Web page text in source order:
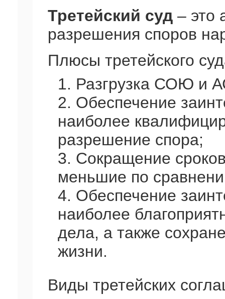
Третейский суд – это
разрешения споров
Плюсы третейского
1. Разгрузка СОЮ и
2. Обеспечение
наиболее
разрешение спора;
3. Сокращение
меньшие по
4. Обеспечение
наиболее
дела, а также
жизни.
Виды третейских